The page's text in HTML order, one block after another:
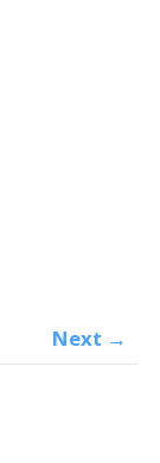
Next →